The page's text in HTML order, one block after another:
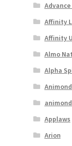
Affinity
Affinity
Almo
Alpha
Applaws
Arion